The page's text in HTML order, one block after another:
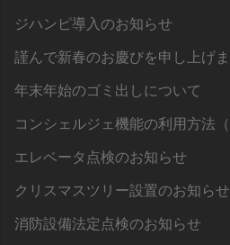
ジハンピ導入のお知らせ
謹んで新春のお慶びを申し上げ
年末年始のゴミ出しについて
コンシェルジェ機能の利用方法（
エレベータ点検のお知らせ
クリスマスツリー設置のお知らせ
消防設備法定点検のお知らせ